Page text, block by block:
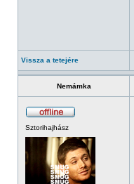
Vissza a tetejére
Nemámka
Sztorihajhász